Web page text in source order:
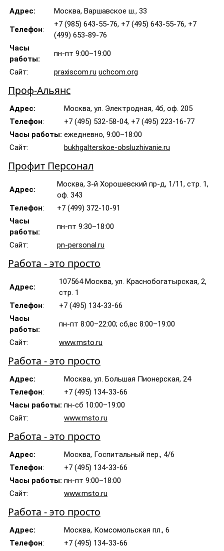
Адрес: Москва, Варшавское ш., 33
Телефон:
+7 (985) 643-55-76, +7 (495) 643-55-76, +7
(499) 653-89-76
Часы
работы:
пн-пт 9:00–19:00
Сайт: praxiscom.ru uchcom.org
Проф-Альянс
Адрес:
Москва, ул. Электродная, 4б, оф. 205
Телефон:
+7 (495) 532-58-04, +7 (495) 223-16-77
Часы работы: ежедневно, 9:00–18:00
Сайт:
bukhgalterskoe-obsluzhivanie.ru
Профит Персонал
Адрес:
Москва, 3-й Хорошевский пр-д, 1/11, стр. 1,
оф. 343
Телефон:
+7 (499) 372-10-91
Часы
работы:
пн-пт 9:30–18:00
Сайт: pn-personal.ru
Работа - это просто
Адрес:
107564 Москва, ул. Краснобогатырская, 2,
стр. 1
Телефон:
+7 (495) 134-33-66
Часы
работы:
пн-пт 8:00–22:00; сб,вс 8:00–19:00
Сайт: www.msto.ru
Работа - это просто
Адрес:
Москва, ул. Большая Пионерская, 24
Телефон:
+7 (495) 134-33-66
Часы работы: пн-сб 10:00–19:00
Сайт:
www.msto.ru
Работа - это просто
Адрес:
Москва, Госпитальный пер., 4/6
Телефон:
+7 (495) 134-33-66
Часы работы: пн-пт 9:00–18:00
Сайт:
www.msto.ru
Работа - это просто
Адрес:
Москва, Комсомольская пл., 6
Телефон:
+7 (495) 134-33-66